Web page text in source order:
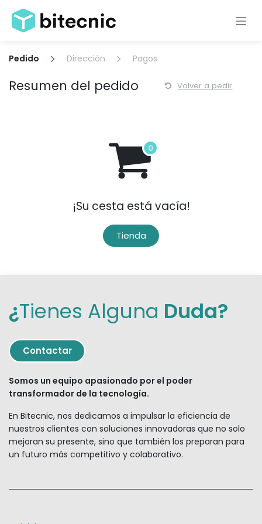
Pedido Dirección Pagos
Resumen del pedido Volver a pedir
¡Su cesta está vacía!
Tienda
¿Tienes Alguna Duda?
Contactar
Somos un equipo apasionado por el poder
transformador de la tecnología.
En Bitecnic, nos dedicamos a impulsar la eficiencia de
nuestros clientes con soluciones innovadoras que no solo
mejoran su presente, sino que también los preparan para
un futuro más competitivo y colaborativo.